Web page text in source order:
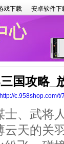
戏下载 安卓软件下
国攻略_
http://c.958shop.com/t/
、武将
天的关